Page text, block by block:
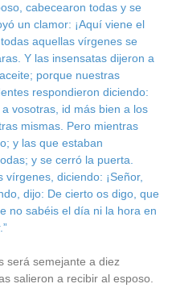
cabecearon todas y se
un clamor: ¡Aquí viene el
aquellas vírgenes se
Y las insensatas dijeron a
porque nuestras
respondieron diciendo:
vosotras, id más bien a los
mismas. Pero mientras
y las que estaban
y se cerró la puerta.
diciendo: ¡Señor,
dijo: De cierto os digo, que
no sabéis el día ni la hora en
será semejante a diez
salieron a recibir al esposo.